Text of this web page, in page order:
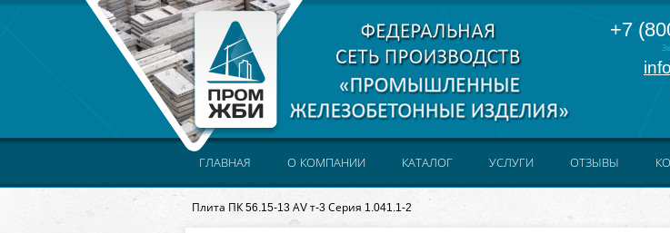
+7
Плита ПК 56.15-13 АV т-3 Серия 1.041.1-2
ГЛАВНАЯ О КОМПАНИИ КАТАЛОГ УСЛУГИ ОТЗЫВЫ